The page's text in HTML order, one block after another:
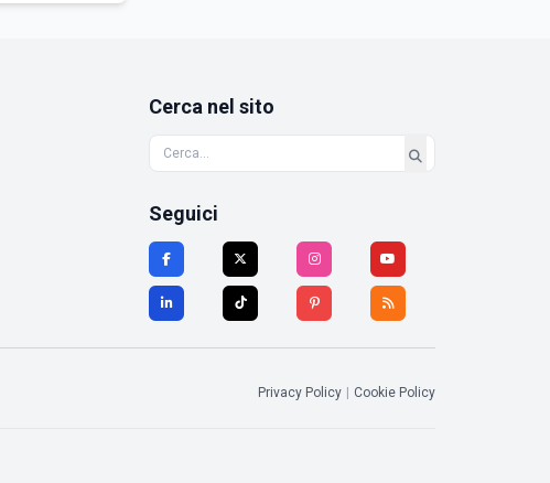
Cerca nel sito
Seguici
Privacy Policy Cookie Policy